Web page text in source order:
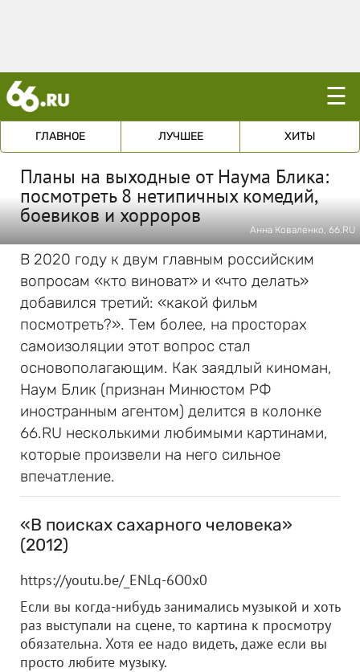
☰
ГЛАВНОЕ ЛУЧШЕЕ ХИТЫ
Планы на выходные от Наума Блика:
посмотреть 8 нетипичных комедий,
боевиков и хорроров
Анна Коваленко, 66.RU
В 2020 году к двум главным российским
вопросам «кто виноват» и «что делать»
добавился третий: «какой фильм
посмотреть?». Тем более, на просторах
самоизоляции этот вопрос стал
основополагающим. Как заядлый киноман,
Наум Блик (признан Минюстом РФ
иностранным агентом) делится в колонке
66.RU несколькими любимыми картинами,
которые произвели на него сильное
впечатление.
«В поисках сахарного человека»
(2012)
https://youtu.be/_ENLq-6O0x0
Если вы когда-нибудь занимались музыкой и хоть
раз выступали на сцене, то картина к просмотру
обязательна. Хотя ее надо видеть, даже если вы
просто любите музыку.